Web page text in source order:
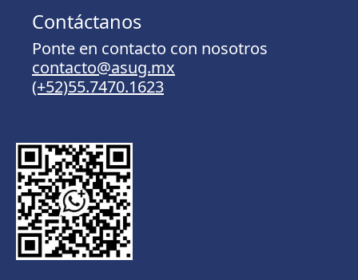
Contáctanos
Ponte en contacto con nosotros
contacto@asug.mx
(+52)55.7470.1623